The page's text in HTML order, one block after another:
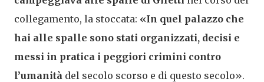
collegamento, la stoccata: «In quel palazzo che
hai alle spalle sono stati organizzati, decisi e
messi in pratica i peggiori crimini contro
l’umanità del secolo scorso e di questo secolo».